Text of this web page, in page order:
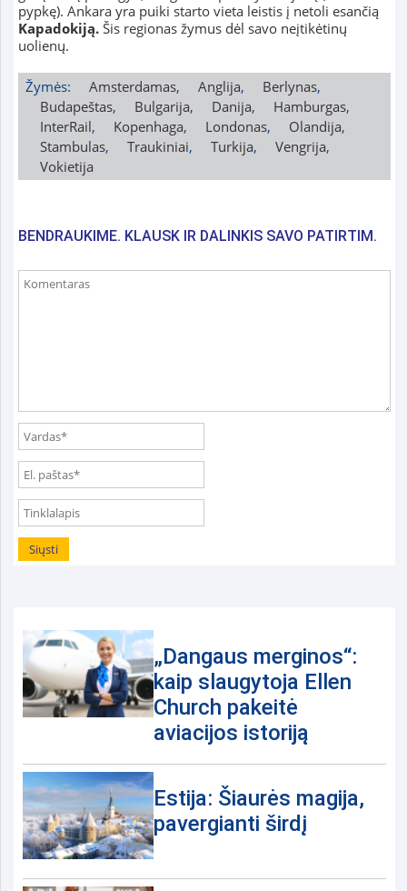
pypkę). Ankara yra puiki starto vieta leistis į netoli esančią
Kapadokiją.Šis regionas žymus dėl savo neįtikėtinų
uolienų.
Žymės: Amsterdamas, Anglija, Berlynas,
Budapeštas, Bulgarija, Danija, Hamburgas,
InterRail, Kopenhaga, Londonas, Olandija,
Stambulas, Traukiniai, Turkija, Vengrija,
Vokietija
BENDRAUKIME. KLAUSK IR DALINKIS SAVO PATIRTIM.
„Dangaus merginos“:
kaip slaugytoja Ellen
Church pakeitė
aviacijos istoriją
Estija: Šiaurės magija,
pavergianti širdį